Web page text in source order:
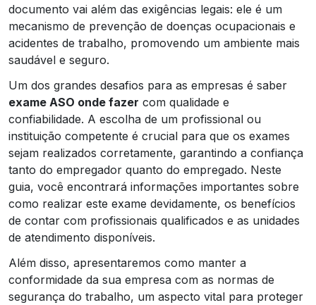
documento vai além das exigências legais: ele é um
mecanismo de prevenção de doenças ocupacionais e
acidentes de trabalho, promovendo um ambiente mais
saudável e seguro.
Um dos grandes desafios para as empresas é saber
exame ASO onde fazer com qualidade e
confiabilidade. A escolha de um profissional ou
instituição competente é crucial para que os exames
sejam realizados corretamente, garantindo a confiança
tanto do empregador quanto do empregado. Neste
guia, você encontrará informações importantes sobre
como realizar este exame devidamente, os benefícios
de contar com profissionais qualificados e as unidades
de atendimento disponíveis.
Além disso, apresentaremos como manter a
conformidade da sua empresa com as normas de
segurança do trabalho, um aspecto vital para proteger